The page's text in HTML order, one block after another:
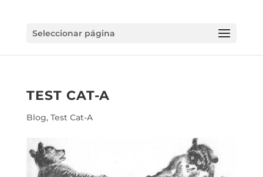
Seleccionar página
TEST CAT-A
Blog, Test Cat-A